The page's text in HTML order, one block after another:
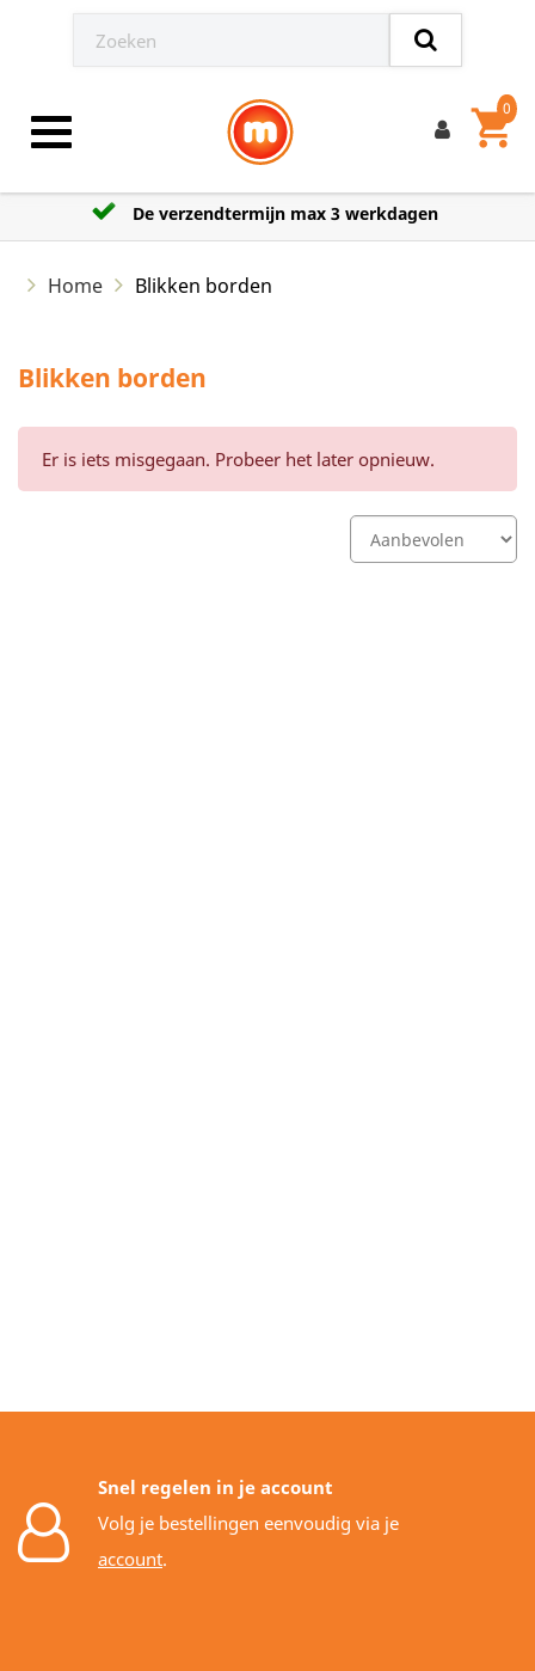
Toggle navigation shopping_cart
0
De verzendtermijn max 3 werkdagen
Home Blikken borden
Blikken borden
Er is iets misgegaan. Probeer het later opnieuw.
Snel regelen in je account
Volg je bestellingen eenvoudig via je
account.